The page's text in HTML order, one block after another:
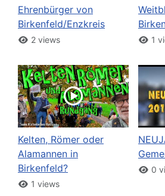
Ehrenbürger von
Birkenfeld/Enzkreis
2 views 1
Kelten, Römer oder
Alamannen in
Birkenfeld?
1 views
0